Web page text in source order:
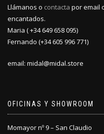
Llámanos o contacta por email
encantados.
Maria ( +34 649 658 095)
Fernando (+34 605 996 771)
email: midal@midal.store
OFICINAS Y SHOWROOM
Momayor nº 9 – San Claudio